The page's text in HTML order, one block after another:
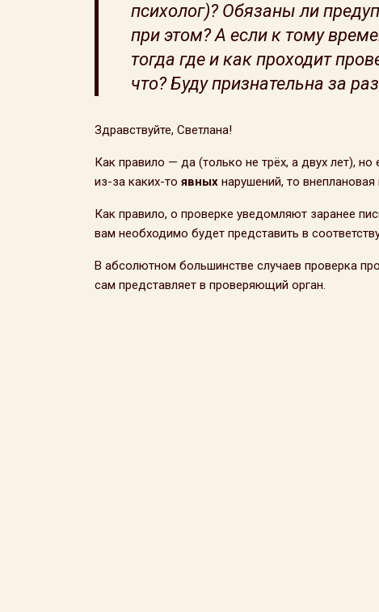
психолог)? Обязаны ли
при этом? А если к тому
тогда где и как проходит
что? Буду признательна за
Здравствуйте, Светлана!
Как правило — да (только не трёх, а двух лет),
из-за каких-то явных нарушений, то
Как правило, о проверке уведомляют заранее
вам необходимо будет представить в
В абсолютном большинстве случаев проверка
сам представляет в проверяющий орган.